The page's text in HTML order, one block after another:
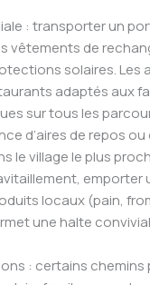
: transporter un
vêtements de
solaires. Les
adaptés aux
sur tous les
d’aires de repos ou
le village le plus
emporter
locaux (pain,
une halte
: certains chemins